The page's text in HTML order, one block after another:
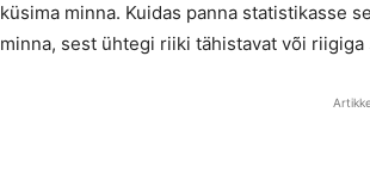
küsima minna. Kuidas panna statistikasse
minna, sest ühtegi riiki tähistavat või